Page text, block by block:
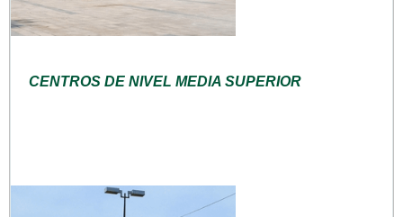
CENTROS DE NIVEL MEDIA SUPERIOR